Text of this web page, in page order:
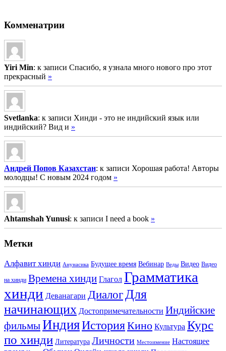
Комменатрии
Yiri Min: к записи Спасибо, я узнала много нового про этот
прекрасный »
Svetlanka: к записи Хинди - это не индийский язык или
индийский? Вид и »
Андрей Попов Казахстан: к записи Хорошая работа! Авторы
молодцы! С новым 2024 годом »
Ahtamshah Yunusi: к записи I need a book »
Метки
Алфавит хинди Анунасика Будущее время Вебинар Веды Видео Видео
на хинди Времена хинди Глагол Грамматика
хинди Деванагари Диалог Для
начинающих Достопримечательности Индийские
фильмыИндияИсторияКино Культура Курс
по хинди Литература Личности Местоимение Настоящее